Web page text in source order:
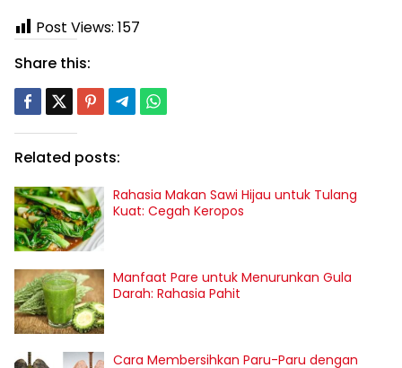
Post Views: 157
Share this:
Related posts:
Rahasia Makan Sawi Hijau untuk Tulang
Kuat: Cegah Keropos
Manfaat Pare untuk Menurunkan Gula
Darah: Rahasia Pahit
Cara Membersihkan Paru-Paru dengan